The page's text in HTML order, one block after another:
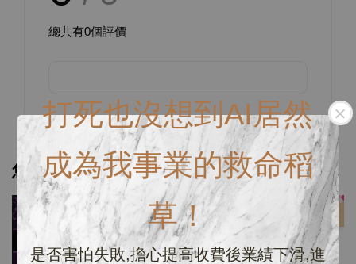
打死也沒想到AI居然
成為我事業的救命稻
草！
是否害怕失敗,擔心提高收費後業績下滑,進
總共有0個評價
您可能也喜歡
優惠 優惠